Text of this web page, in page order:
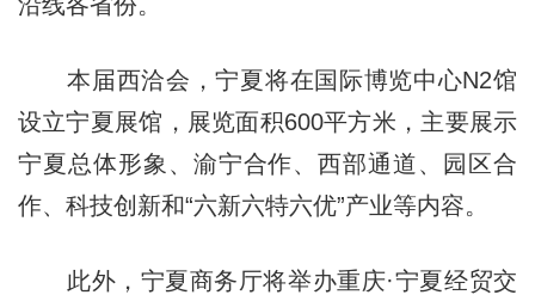
本届西洽会，宁夏将在国际博览中心N2馆
设立宁夏展馆，展览面积600平方米，主要展示
宁夏总体形象、渝宁合作、西部通道、园区合
作、科技创新和“六新六特六优”产业等内容。
此外，宁夏商务厅将举办重庆·宁夏经贸交